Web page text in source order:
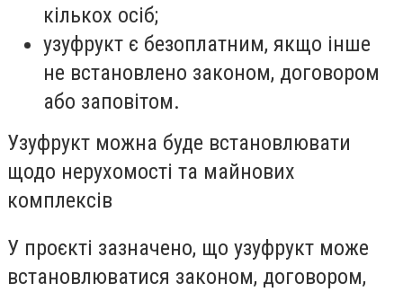
кількох осіб;
узуфрукт є безоплатним, якщо інше
не встановлено законом, договором
або заповітом.
Узуфрукт можна буде встановлювати
щодо нерухомості та майнових
комплексів
У проєкті зазначено, що узуфрукт може
встановлюватися законом, договором,